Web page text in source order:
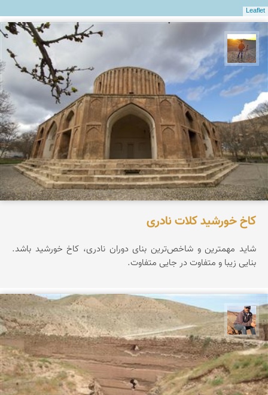
Leaflet
مهدی مخلصیان
کاخ خورشید کلات نادری
شاید مهمترین و شاخص‌ترین بنای دوران نادری، کاخ خورشید باشد.
بنایی زیبا و متفاوت در جایی متفاوت.
جمال زعیمی یزدی